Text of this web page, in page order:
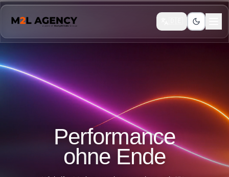
Performance
ohne Ende